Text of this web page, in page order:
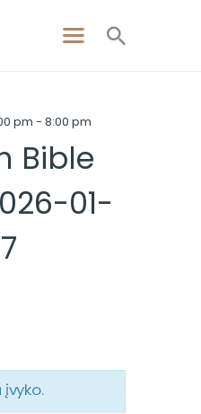
pm - 8:00 pm
Bible
01-